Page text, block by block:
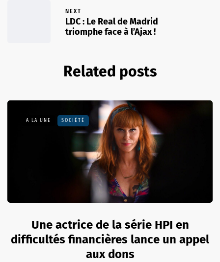
NEXT
LDC : Le Real de Madrid
triomphe face à l’Ajax !
Related posts
A LA UNE SOCIÉTÉ
Une actrice de la série HPI en
difficultés financières lance un appel
aux dons